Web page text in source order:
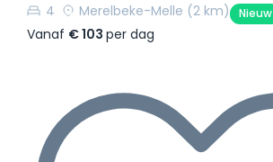
4
Merelbeke-Melle (2 km) Nieuw
Vanaf € 103 per dag